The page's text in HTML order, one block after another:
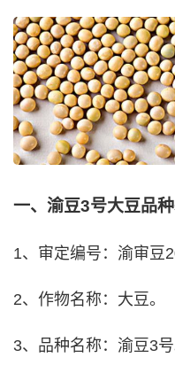
一、渝豆3号大豆品
1、审定编号：渝审豆
2、作物名称：大豆。
3、品种名称：渝豆3号